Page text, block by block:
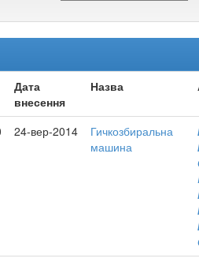
Дата
внесення
Назва
24-вер-2014
Гичкозбиральна
машина